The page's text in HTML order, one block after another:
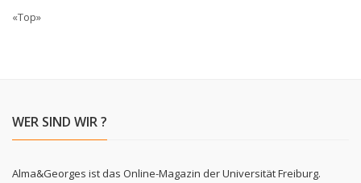
«Top»
WER SIND WIR ?
Alma&Georges ist das Online-Magazin der Universität Freiburg.